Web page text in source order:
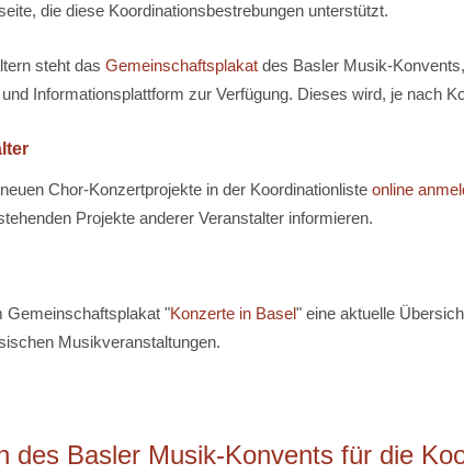
die diese Koordinationsbestrebungen unterstützt.
steht das Gemeinschaftsplakat des Basler Musik-
Informationsplattform zur Verfügung. Dieses wird, je nach
Chor-Konzertprojekte in der Koordinationliste online
Projekte anderer Veranstalter informieren.
Gemeinschaftsplakat "Konzerte in Basel" eine aktuelle
Musikveranstaltungen.
des Basler Musik-Konvents für die